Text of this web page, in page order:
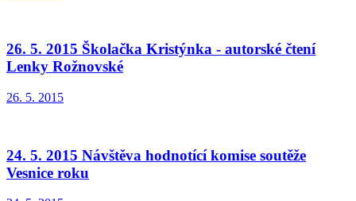
26. 5. 2015 Školačka Kristýnka - autorské čtení
Lenky Rožnovské
26. 5. 2015
24. 5. 2015 Návštěva hodnotící komise soutěže
Vesnice roku